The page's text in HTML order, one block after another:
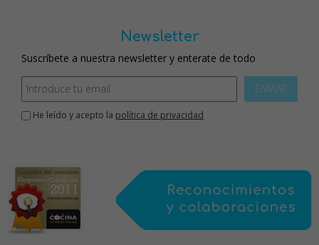
Newsletter
Suscríbete a nuestra newsletter y enterate de todo
ENVIAR
He leído y acepto la política de privacidad